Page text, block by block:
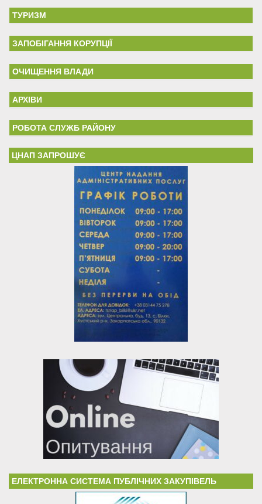
ТУРИЗМ
ЗАПОБІГАННЯ КОРУПЦІЇ
ОЧИЩЕННЯ ВЛАДИ
АРХІВИ
РОБОТА СЛУЖБ РАЙОНУ
ЦНАП ЗАПРОШУЄ
ЕЛЕКТРОННА СИСТЕМА ПУБЛІЧНИХ ЗАКУПІВЕЛЬ